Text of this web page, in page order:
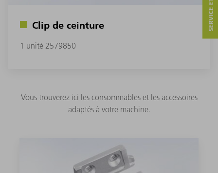
Clip de ceinture
1 unité 2579850
Vous trouverez ici les consommables et les accessoires
adaptés à votre machine.